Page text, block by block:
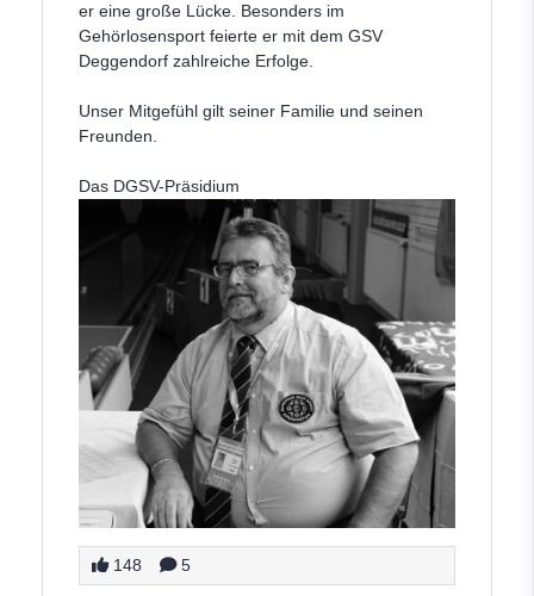
er eine große Lücke. Besonders im
Gehörlosensport feierte er mit dem GSV
Deggendorf zahlreiche Erfolge.
Unser Mitgefühl gilt seiner Familie und seinen
Freunden.
Das DGSV-Präsidium
148 5